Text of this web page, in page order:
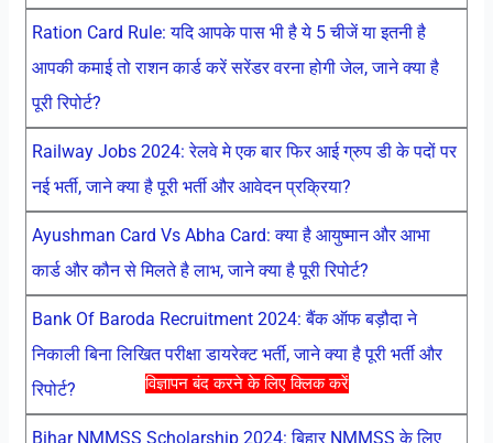
विज्ञापन बंद करने के लिए क्लिक करें
Ration Card Rule: यदि आपके पास भी है ये 5 चीजें या इतनी है
आपकी कमाई तो राशन कार्ड करें सरेंडर वरना होगी जेल, जाने क्या है
पूरी रिपोर्ट?
Railway Jobs 2024: रेलवे मे एक बार फिर आई ग्रुप डी के पदों पर
नई भर्ती, जाने क्या है पूरी भर्ती और आवेदन प्रक्रिया?
Ayushman Card Vs Abha Card: क्या है आयुष्मान और आभा
कार्ड और कौन से मिलते है लाभ, जाने क्या है पूरी रिपोर्ट?
Bank Of Baroda Recruitment 2024: बैंक ऑफ बड़ौदा ने
निकाली बिना लिखित परीक्षा डायरेक्ट भर्ती, जाने क्या है पूरी भर्ती और
रिपोर्ट?
Bihar NMMSS Scholarship 2024: बिहार NMMSS के लिए